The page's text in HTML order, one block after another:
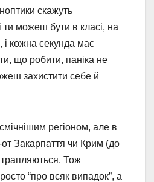
скажуть
ти можеш бути в класі, на
і кожна секунда має
що робити, паніка не
захистити себе й
регіоном, але в
от Закарпаття чи Крим (до
трапляються. Тож
“про всяк випадок”, а